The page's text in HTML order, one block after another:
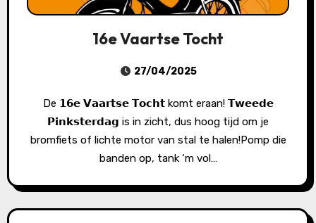
16e Vaartse Tocht
27/04/2025
De 𝟭𝟲𝗲 𝗩𝗮𝗮𝗿𝘁𝘀𝗲 𝗧𝗼𝗰𝗵𝘁 komt eraan! 𝗧𝘄𝗲𝗲𝗱𝗲
𝗣𝗶𝗻𝗸𝘀𝘁𝗲𝗿𝗱𝗮𝗴 is in zicht, dus hoog tijd om je
bromfiets of lichte motor van stal te halen!Pomp die
banden op, tank ‘m vol…